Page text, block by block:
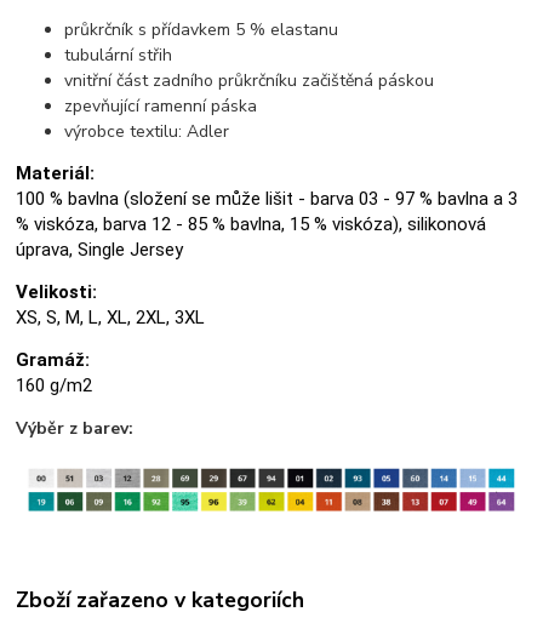
průkrčník s přídavkem 5 % elastanu
tubulární střih
vnitřní část zadního průkrčníku začištěná páskou
zpevňující ramenní páska
výrobce textilu: Adler
Materiál:
100 % bavlna (složení se může lišit - barva 03 - 97 % bavlna a 3
% viskóza, barva 12 - 85 % bavlna, 15 % viskóza), silikonová
úprava, Single Jersey
Velikosti:
XS, S, M, L, XL, 2XL, 3XL
Gramáž:
160 g/m2
Výběr z barev:
Zboží zařazeno v kategoriích